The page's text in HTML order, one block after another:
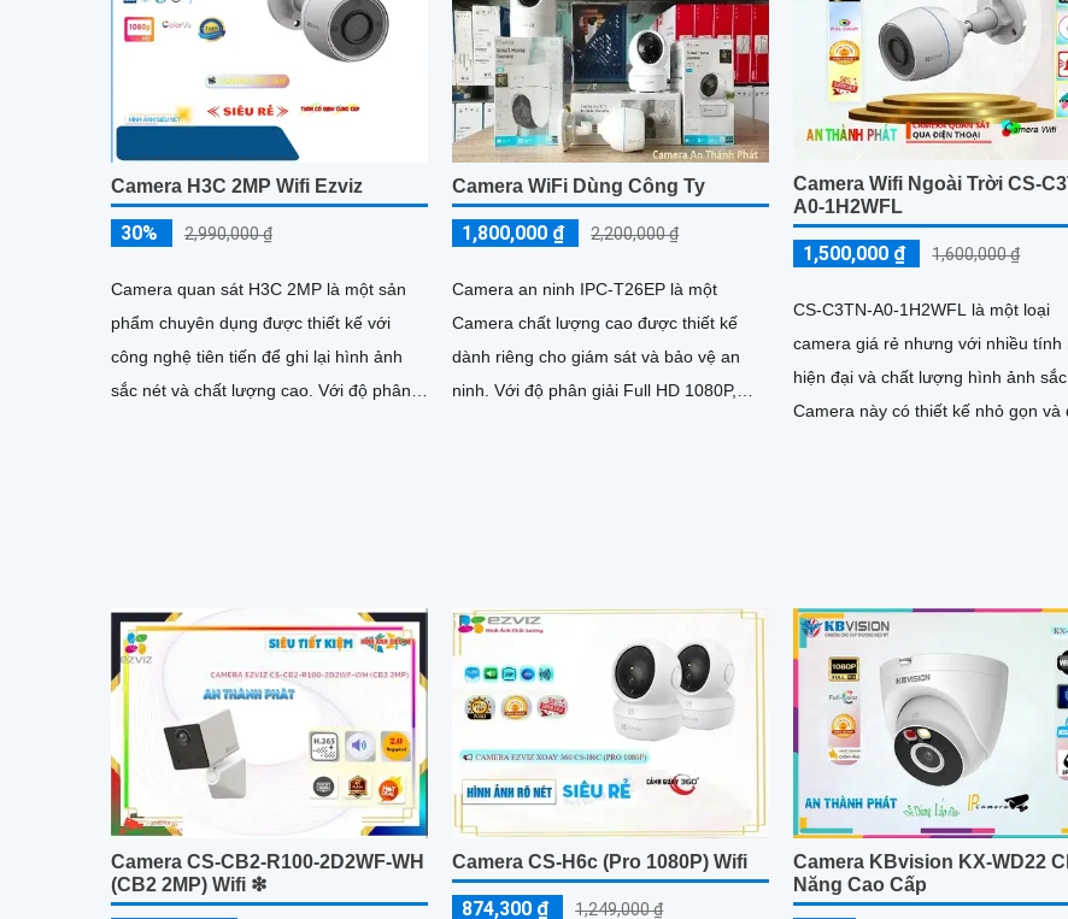
Camera H3C 2MP Wifi Ezviz
30% 2,990,000 ₫
Camera quan sát H3C 2MP là một sản
phẩm chuyên dụng được thiết kế với
công nghệ tiên tiến để ghi lại hình ảnh
sắc nét và chất lượng cao. Với độ phân
Camera WiFi Dùng Công Ty
1,800,000 ₫ 2,200,000 ₫
Camera an ninh IPC-T26EP là một
Camera chất lượng cao được thiết kế
dành riêng cho giám sát và bảo vệ an
ninh. Với độ phân giải Full HD 1080P,
Camera Wifi Ngoài Trời CS-
A0-1H2WFL
1,500,000 ₫ 1,600,000 ₫
CS-C3TN-A0-1H2WFL là một loại
camera giá rẻ nhưng với nhiều tính
hiện đại và chất lượng hình ảnh
Camera này có thiết kế nhỏ gọn và
Camera CS-CB2-R100-2D2WF-WH
(CB2 2MP) Wifi ❇
Camera CS-H6c (Pro 1080P) Wifi
874,300 ₫ 1,249,000 ₫
Camera KBvision KX-WD22
Năng Cao Cấp